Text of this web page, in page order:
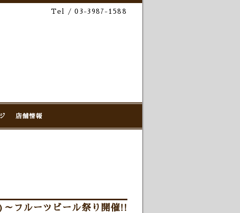
Tel / 03-3987-1588
店舗情報
フルーツビール祭り開催!!